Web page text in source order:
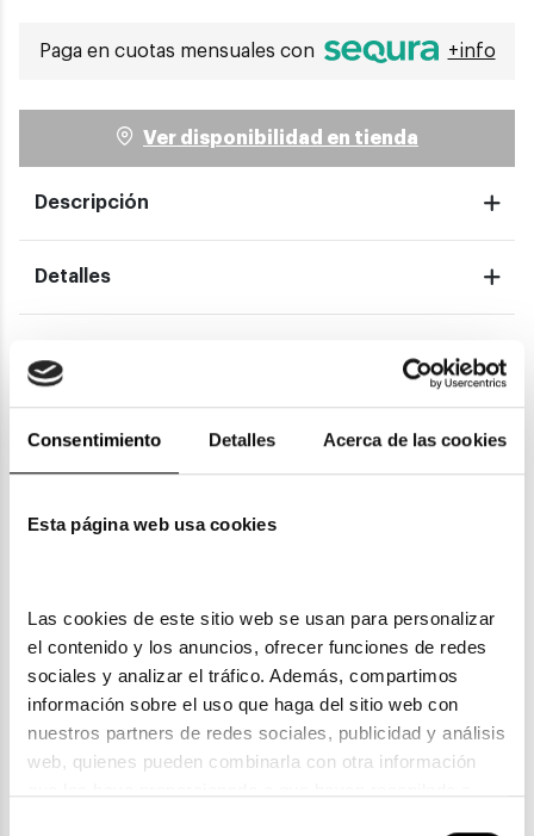
Consentimiento Detalles Acerca de las cookies
Esta página web usa cookies
Las cookies de este sitio web se usan para personalizar
el contenido y los anuncios, ofrecer funciones de redes
sociales y analizar el tráfico. Además, compartimos
información sobre el uso que haga del sitio web con
nuestros partners de redes sociales, publicidad y análisis
web, quienes pueden combinarla con otra información
Paga en cuotas mensuales con +info
Ver disponibilidad en tienda
Descripción
Detalles
También te puede gustar